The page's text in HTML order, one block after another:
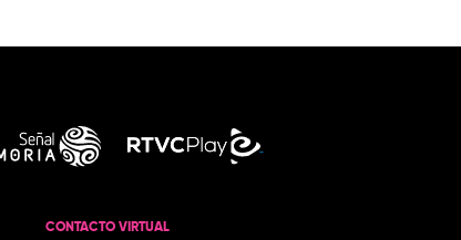
CONTACTO VIRTUAL